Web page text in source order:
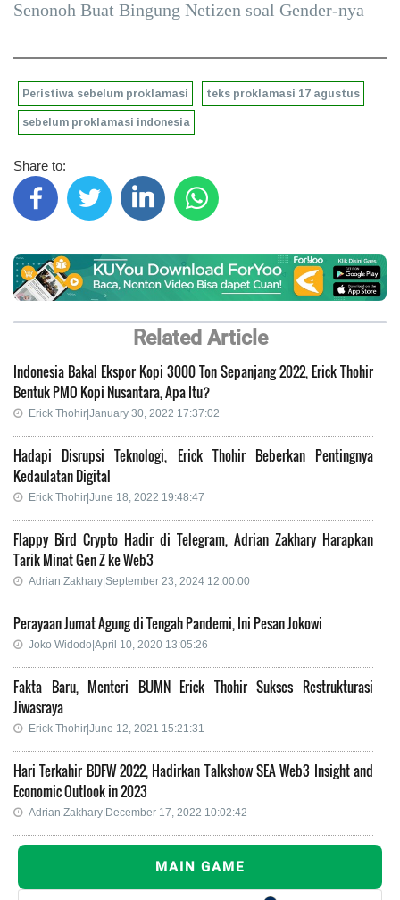
Senonoh Buat Bingung Netizen soal Gender-nya
Peristiwa sebelum proklamasi teks proklamasi 17 agustus
sebelum proklamasi indonesia
Share to:
Related Article
Indonesia Bakal Ekspor Kopi 3000 Ton Sepanjang 2022, Erick Thohir
Bentuk PMO Kopi Nusantara, Apa Itu?
Erick Thohir|January 30, 2022 17:37:02
Hadapi Disrupsi Teknologi, Erick Thohir Beberkan Pentingnya
Kedaulatan Digital
Erick Thohir|June 18, 2022 19:48:47
Flappy Bird Crypto Hadir di Telegram, Adrian Zakhary Harapkan
Tarik Minat Gen Z ke Web3
Adrian Zakhary|September 23, 2024 12:00:00
Perayaan Jumat Agung di Tengah Pandemi, Ini Pesan Jokowi
Joko Widodo|April 10, 2020 13:05:26
Fakta Baru, Menteri BUMN Erick Thohir Sukses Restrukturasi
Jiwasraya
Erick Thohir|June 12, 2021 15:21:31
Hari Terkahir BDFW 2022, Hadirkan Talkshow SEA Web3 Insight and
Economic Outlook in 2023
Adrian Zakhary|December 17, 2022 10:02:42
MAIN GAME